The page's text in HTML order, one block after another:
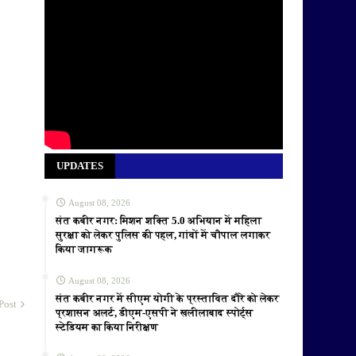
UPDATES
August 08, 2026
संत कबीर नगर: मिशन शक्ति 5.0 अभियान में महिला
सुरक्षा को लेकर पुलिस की पहल, गांवों में चौपाल लगाकर
किया जागरूक
August 08, 2026
संत कबीर नगर में सीएम योगी के प्रस्तावित दौरे को लेकर
प्रशासन अलर्ट, डीएम-एसपी ने खलीलाबाद स्पोर्ट्स
स्टेडियम का किया निरीक्षण